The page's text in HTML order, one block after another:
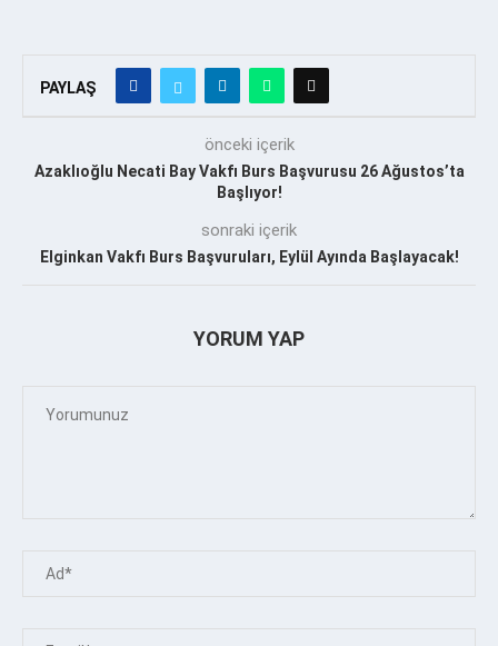
PAYLAŞ
önceki içerik
Azaklıoğlu Necati Bay Vakfı Burs Başvurusu 26 Ağustos’ta
Başlıyor!
sonraki içerik
Elginkan Vakfı Burs Başvuruları, Eylül Ayında Başlayacak!
YORUM YAP